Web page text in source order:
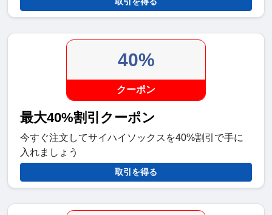
40%
クーポン
最大40%割引クーポン
今すぐ注文してサイハイソックスを40%割引で手に
入れましょう
取引を得る